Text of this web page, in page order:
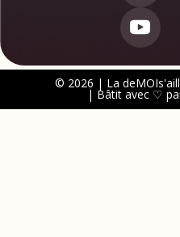
© 2026 | La
| Bâtit avec ♡